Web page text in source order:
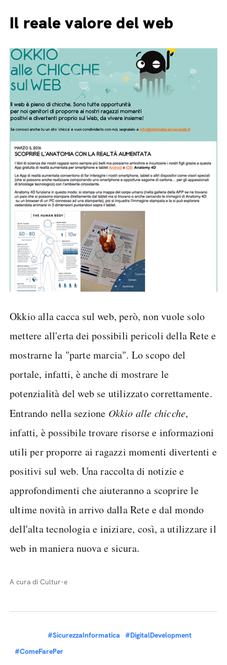
Il reale valore del web
Okkio alla cacca sul web, però, non vuole solo
mettere all'erta dei possibili pericoli della Rete e
mostrarne la "parte marcia". Lo scopo del
portale, infatti, è anche di mostrare le
potenzialità del web se utilizzato correttamente.
Entrando nella sezione Okkio alle chicche,
infatti, è possibile trovare risorse e informazioni
utili per proporre ai ragazzi momenti divertenti e
positivi sul web. Una raccolta di notizie e
approfondimenti che aiuteranno a scoprire le
ultime novità in arrivo dalla Rete e dal mondo
dell'alta tecnologia e iniziare, così, a utilizzare il
web in maniera nuova e sicura.
A cura di Cultur-e
#SicurezzaInformatica
#DigitalDevelopment
#ComeFarePer